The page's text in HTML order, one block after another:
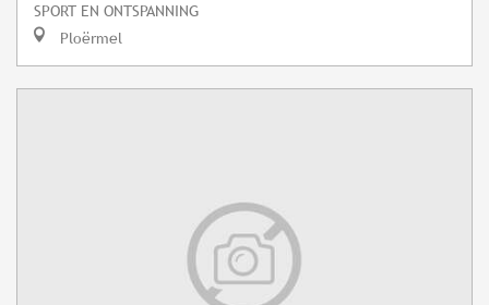
SPORT EN ONTSPANNING
Ploërmel